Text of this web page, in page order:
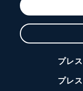
プレ
プレ